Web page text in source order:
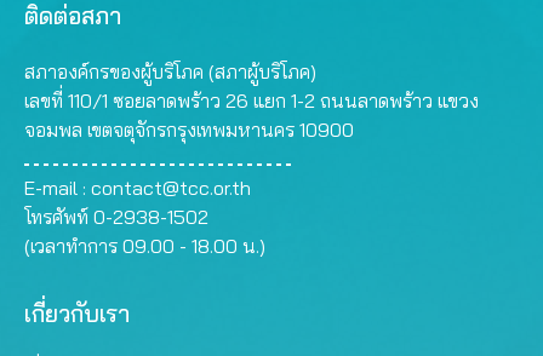
ติดต่อสภา
สภาองค์กรของผู้บริโภค (สภาผู้บริโภค)
เลขที่ 110/1 ซอยลาดพร้าว 26 แยก 1-2 ถนนลาดพร้าว แขวง
จอมพล เขตจตุจักรกรุงเทพมหานคร 10900
E-mail : contact@tcc.or.th
โทรศัพท์ 0-2938-1502
(เวลาทำการ 09.00 - 18.00 น.)
เกี่ยวกับเรา